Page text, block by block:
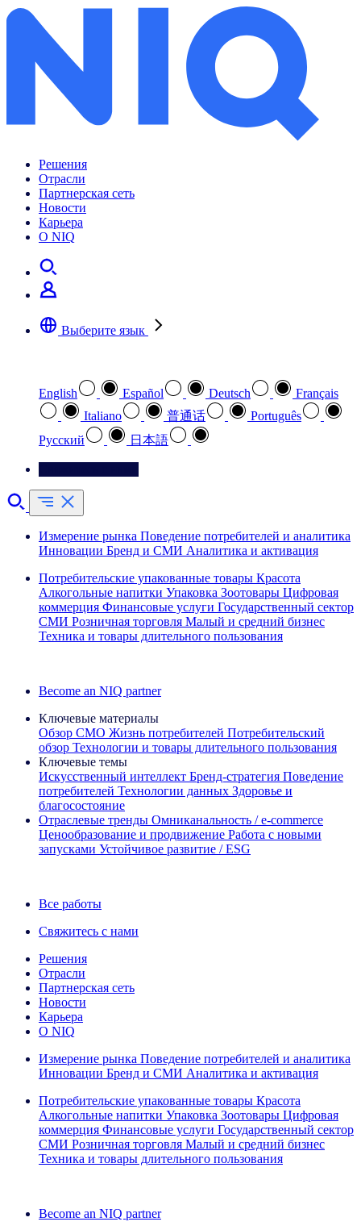
Решения
Отрасли
Партнерская сеть
Новости
Карьера
О NIQ
Выберите язык
English Español Deutsch
Français
Italiano
普通话
Português
Pусский
日本語
Измерение рынка Поведение потребителей и аналитика
Инновации Бренд и СМИ Аналитика и активация
Потребительские упакованные товары Красота
Алкогольные напитки Упаковка Зоотовары Цифровая
коммерция Финансовые услуги Государственный сектор
СМИ Розничная торговля Малый и средний бизнес
Техника и товары длительного пользования
Become an NIQ partner
Ключевые материалы
Обзор CMO Жизнь потребителей Потребительский
обзор Технологии и товары длительного пользования
Ключевые темы
Искусственный интеллект Бренд‑стратегия Поведение
потребителей Технологии данных Здоровье и
благосостояние
Отраслевые тренды Омниканальность / e‑commerce
Ценообразование и продвижение Работа с новыми
запусками Устойчивое развитие / ESG
Все работы
Свяжитесь с нами
Решения
Отрасли
Партнерская сеть
Новости
Карьера
О NIQ
Измерение рынка Поведение потребителей и аналитика
Инновации Бренд и СМИ Аналитика и активация
Потребительские упакованные товары Красота
Алкогольные напитки Упаковка Зоотовары Цифровая
коммерция Финансовые услуги Государственный сектор
СМИ Розничная торговля Малый и средний бизнес
Техника и товары длительного пользования
Become an NIQ partner